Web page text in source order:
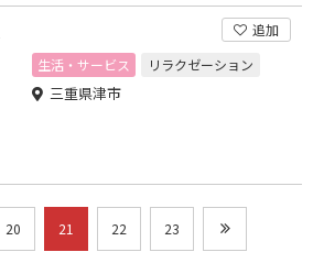
追加
生活・サービス
リラクゼーション
三重県津市
20 21 22 23